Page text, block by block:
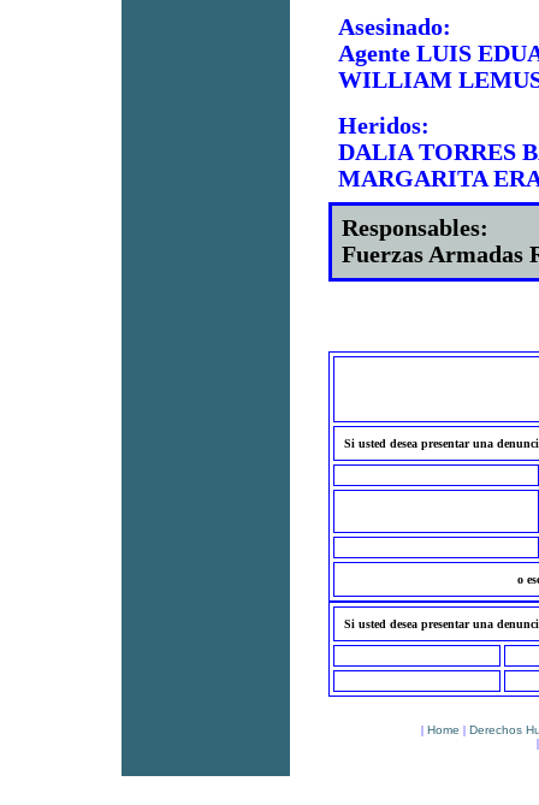
Asesinado:
Agente LUIS
WILLIAM
Heridos:
DALIA TORRES
MARGARITA
Responsables:
Fuerzas Armadas
Si usted desea presentar una
o
Si usted desea presentar una
| Home | Derechos